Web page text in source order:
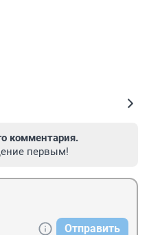
комментария.
первым!
Отправить